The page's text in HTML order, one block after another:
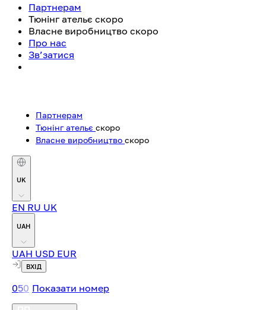
Партнерам
Тюнінг ательє скоро
Власне виробництво скоро
Про нас
Зв’затися
Партнерам
Тюнінг ательє скоро
Власне виробництво скоро
UK
EN RU UK
UAH
UAH USD EUR
ВХІД
050 Показати номер